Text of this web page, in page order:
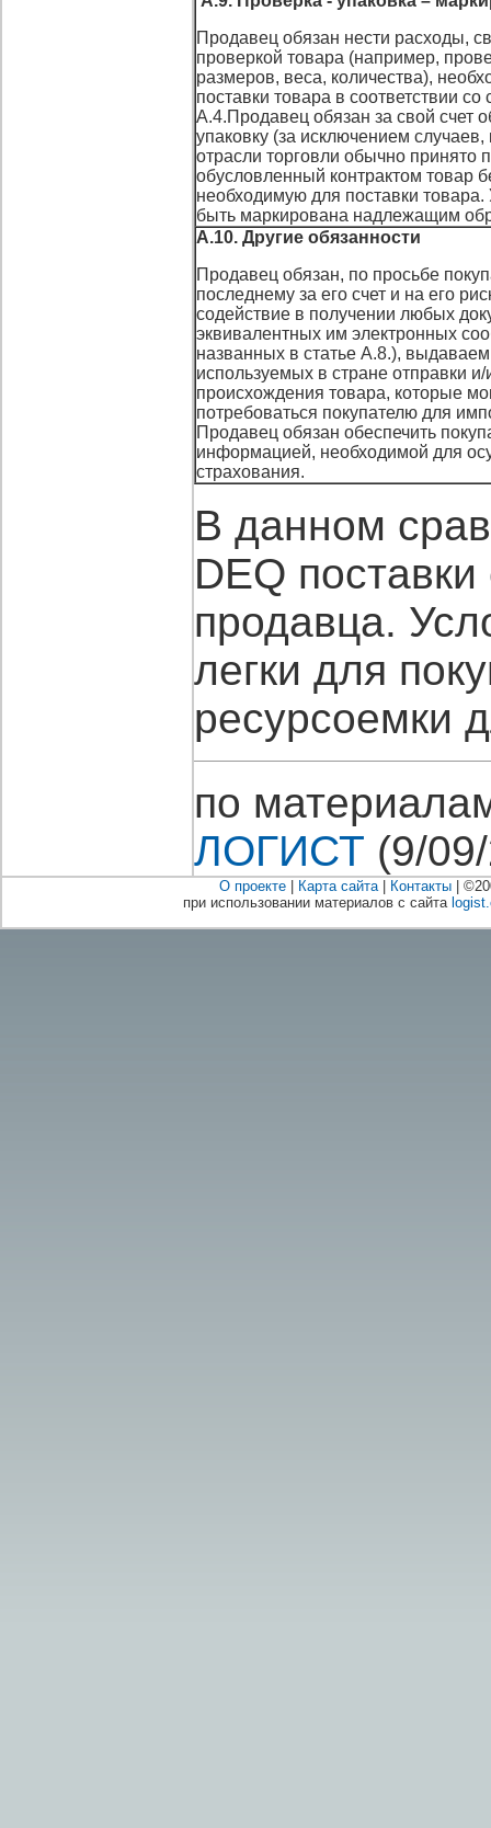
Продавец обязан нести расходы,
проверкой товара (например,
размеров, веса, количества),
поставки товара в соответствии со
А.4.Продавец обязан за свой счет
упаковку (за исключением случаев,
отрасли торговли обычно принято
обусловленный контрактом товар
необходимую для поставки
быть маркирована надлежащим
А.10. Другие обязанности
Продавец обязан, по просьбе
последнему за его счет и на его
содействие в получении любых
эквивалентных им электронных
названных в статье А.8.),
используемых в стране отправки и/
происхождения товара, которые
потребоваться покупателю для
Продавец обязан обеспечить
информацией, необходимой для
страхования.
В данном
DEQ
продавца.
легки для
ресурсоемки
по
ЛОГИСТ (9/
О проекте| Карта сайта| Контакты|
при использовании материалов с сайта